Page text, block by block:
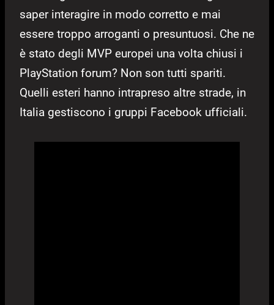
saper interagire in modo corretto e mai
essere troppo arroganti o presuntuosi. Che ne
è stato degli MVP europei una volta chiusi i
PlayStation forum? Non son tutti spariti.
Quelli esteri hanno intrapreso altre strade, in
Italia gestiscono i gruppi Facebook ufficiali.